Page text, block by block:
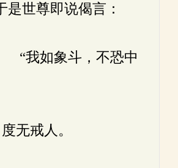
是世尊即说偈言：
斗，不恐中
无戒人。